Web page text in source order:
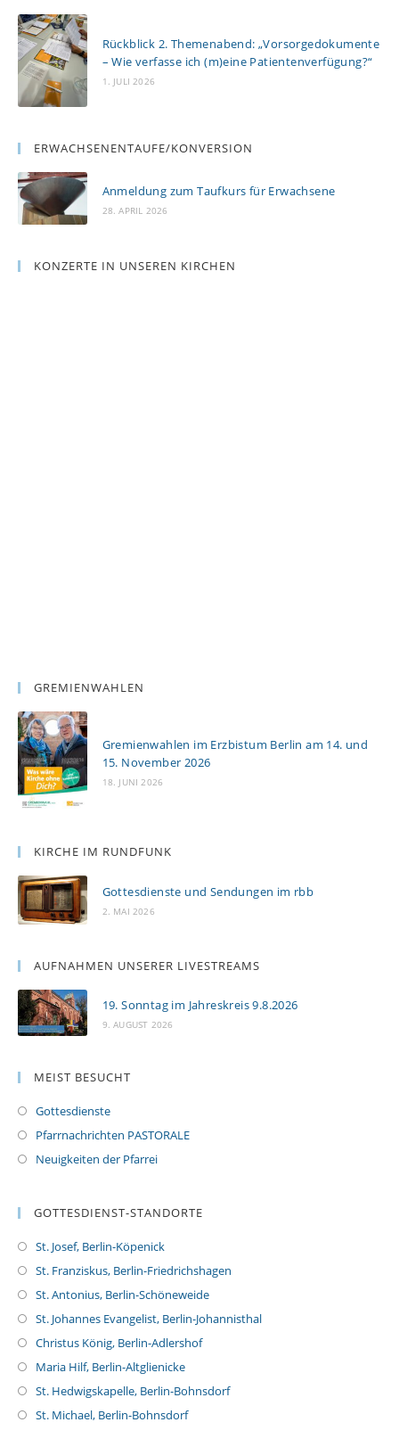
Rückblick 2. Themenabend: „Vorsorgedokumente
– Wie verfasse ich (m)eine Patientenverfügung?“
1. JULI 2026
ERWACHSENENTAUFE/KONVERSION
Anmeldung zum Taufkurs für Erwachsene
28. APRIL 2026
KONZERTE IN UNSEREN KIRCHEN
GREMIENWAHLEN
Gremienwahlen im Erzbistum Berlin am 14. und
15. November 2026
18. JUNI 2026
KIRCHE IM RUNDFUNK
Gottesdienste und Sendungen im rbb
2. MAI 2026
AUFNAHMEN UNSERER LIVESTREAMS
19. Sonntag im Jahreskreis 9.8.2026
9. AUGUST 2026
MEIST BESUCHT
Gottesdienste
Pfarrnachrichten PASTORALE
Neuigkeiten der Pfarrei
GOTTESDIENST-STANDORTE
St. Josef, Berlin-Köpenick
St. Franziskus, Berlin-Friedrichshagen
St. Antonius, Berlin-Schöneweide
St. Johannes Evangelist, Berlin-Johannisthal
Christus König, Berlin-Adlershof
Maria Hilf, Berlin-Altglienicke
St. Hedwigskapelle, Berlin-Bohnsdorf
St. Michael, Berlin-Bohnsdorf